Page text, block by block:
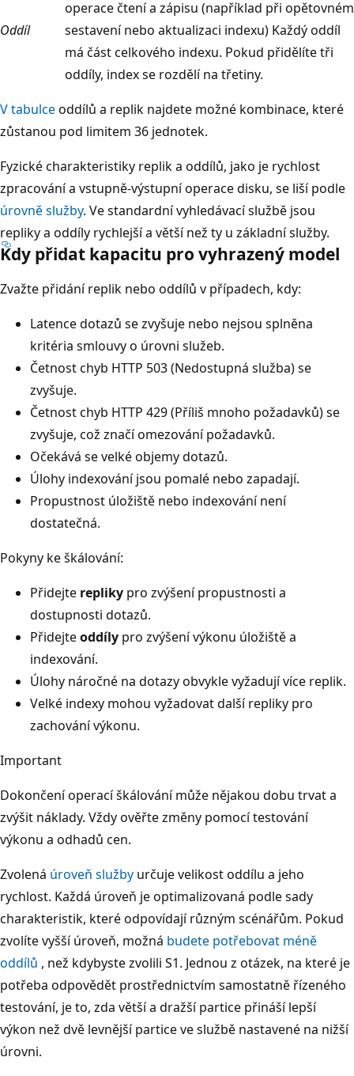
Oddíl
operace čtení a zápisu (například při opětovném
sestavení nebo aktualizaci indexu) Každý oddíl
má část celkového indexu. Pokud přidělíte tři
oddíly, index se rozdělí na třetiny.
V tabulceoddílů a replik najdete možné kombinace, které
zůstanou pod limitem 36 jednotek.
Fyzické charakteristiky replik a oddílů, jako je rychlost
zpracování a vstupně-výstupní operace disku, se liší podle
úrovně služby. Ve standardní vyhledávací službě jsou
repliky a oddíly rychlejší a větší než ty u základní služby.
Kdy přidat kapacitu pro vyhrazený model
Zvažte přidání replik nebo oddílů v případech, kdy:
Latence dotazů se zvyšuje nebo nejsou splněna
kritéria smlouvy o úrovni služeb.
Četnost chyb HTTP 503 (Nedostupná služba) se
zvyšuje.
Četnost chyb HTTP 429 (Příliš mnoho požadavků) se
zvyšuje, což značí omezování požadavků.
Očekává se velké objemy dotazů.
Úlohy indexování jsou pomalé nebo zapadají.
Propustnost úložiště nebo indexování není
dostatečná.
Pokyny ke škálování:
Přidejte repliky pro zvýšení propustnosti a
dostupnosti dotazů.
Přidejteoddíly pro zvýšení výkonu úložiště a
indexování.
Úlohy náročné na dotazy obvykle vyžadují více replik.
Velké indexy mohou vyžadovat další repliky pro
zachování výkonu.
Important
Dokončení operací škálování může nějakou dobu trvat a
zvýšit náklady. Vždy ověřte změny pomocí testování
výkonu a odhadů cen.
Zvolená úroveň služby určuje velikost oddílu a jeho
rychlost. Každá úroveň je optimalizovaná podle sady
charakteristik, které odpovídají různým scénářům. Pokud
zvolíte vyšší úroveň, možná budete potřebovat méně
oddílů , než kdybyste zvolili S1. Jednou z otázek, na které je
potřeba odpovědět prostřednictvím samostatně řízeného
testování, je to, zda větší a dražší partice přináší lepší
výkon než dvě levnější partice ve službě nastavené na nižší
úrovni.